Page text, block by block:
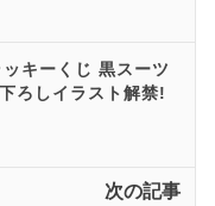
キーくじ 黒スーツ
ろしイラスト解禁!
次の記事